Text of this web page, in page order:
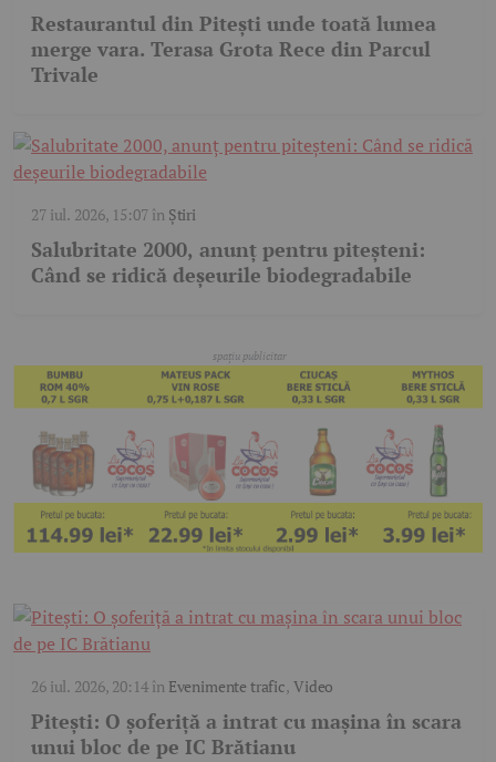
Restaurantul din Pitești unde toată lumea
merge vara. Terasa Grota Rece din Parcul
Trivale
27 iul. 2026, 15:07în Știri
Salubritate 2000, anunț pentru piteșteni:
Când se ridică deșeurile biodegradabile
26 iul. 2026, 20:14în Evenimente trafic, Video
Pitești: O șoferiță a intrat cu mașina în scara
unui bloc de pe IC Brătianu